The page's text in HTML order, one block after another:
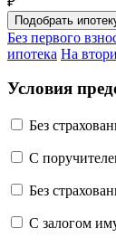
Без первого
ипотека На
Условия
Без
C
Без
С залогом